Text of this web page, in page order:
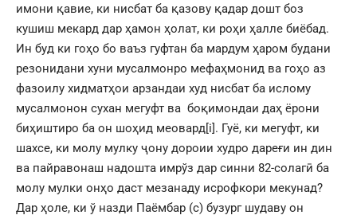
имони қавие, ки нисбат ба қазову қадар дошт боз
кушиш мекард дар ҳамон ҳолат, ки роҳи ҳалле биёбад.
Ин буд ки гоҳо бо ваъз гуфтан ба мардум ҳаром будани
резонидани хуни мусалмонро мефаҳмонид ва гоҳо аз
фазоилу хидматҳои арзандаи худ нисбат ба ислому
мусалмонон сухан мегуфт ва боқимондаи даҳ ёрони
биҳиштиро ба он шоҳид меовард[i]. Гуё, ки мегуфт, ки
шахсе, ки молу мулку ҷону дороии худро дареғи ин дин
ва пайравонаш надошта имрўз дар синни 82-солагӣ ба
молу мулки онҳо даст мезанаду исрофкори мекунад?
Дар ҳоле, ки ў назди Паёмбар (с) бузург шудаву он